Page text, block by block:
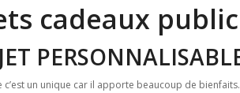
cadeaux
c’est un unique car il apporte beaucoup de